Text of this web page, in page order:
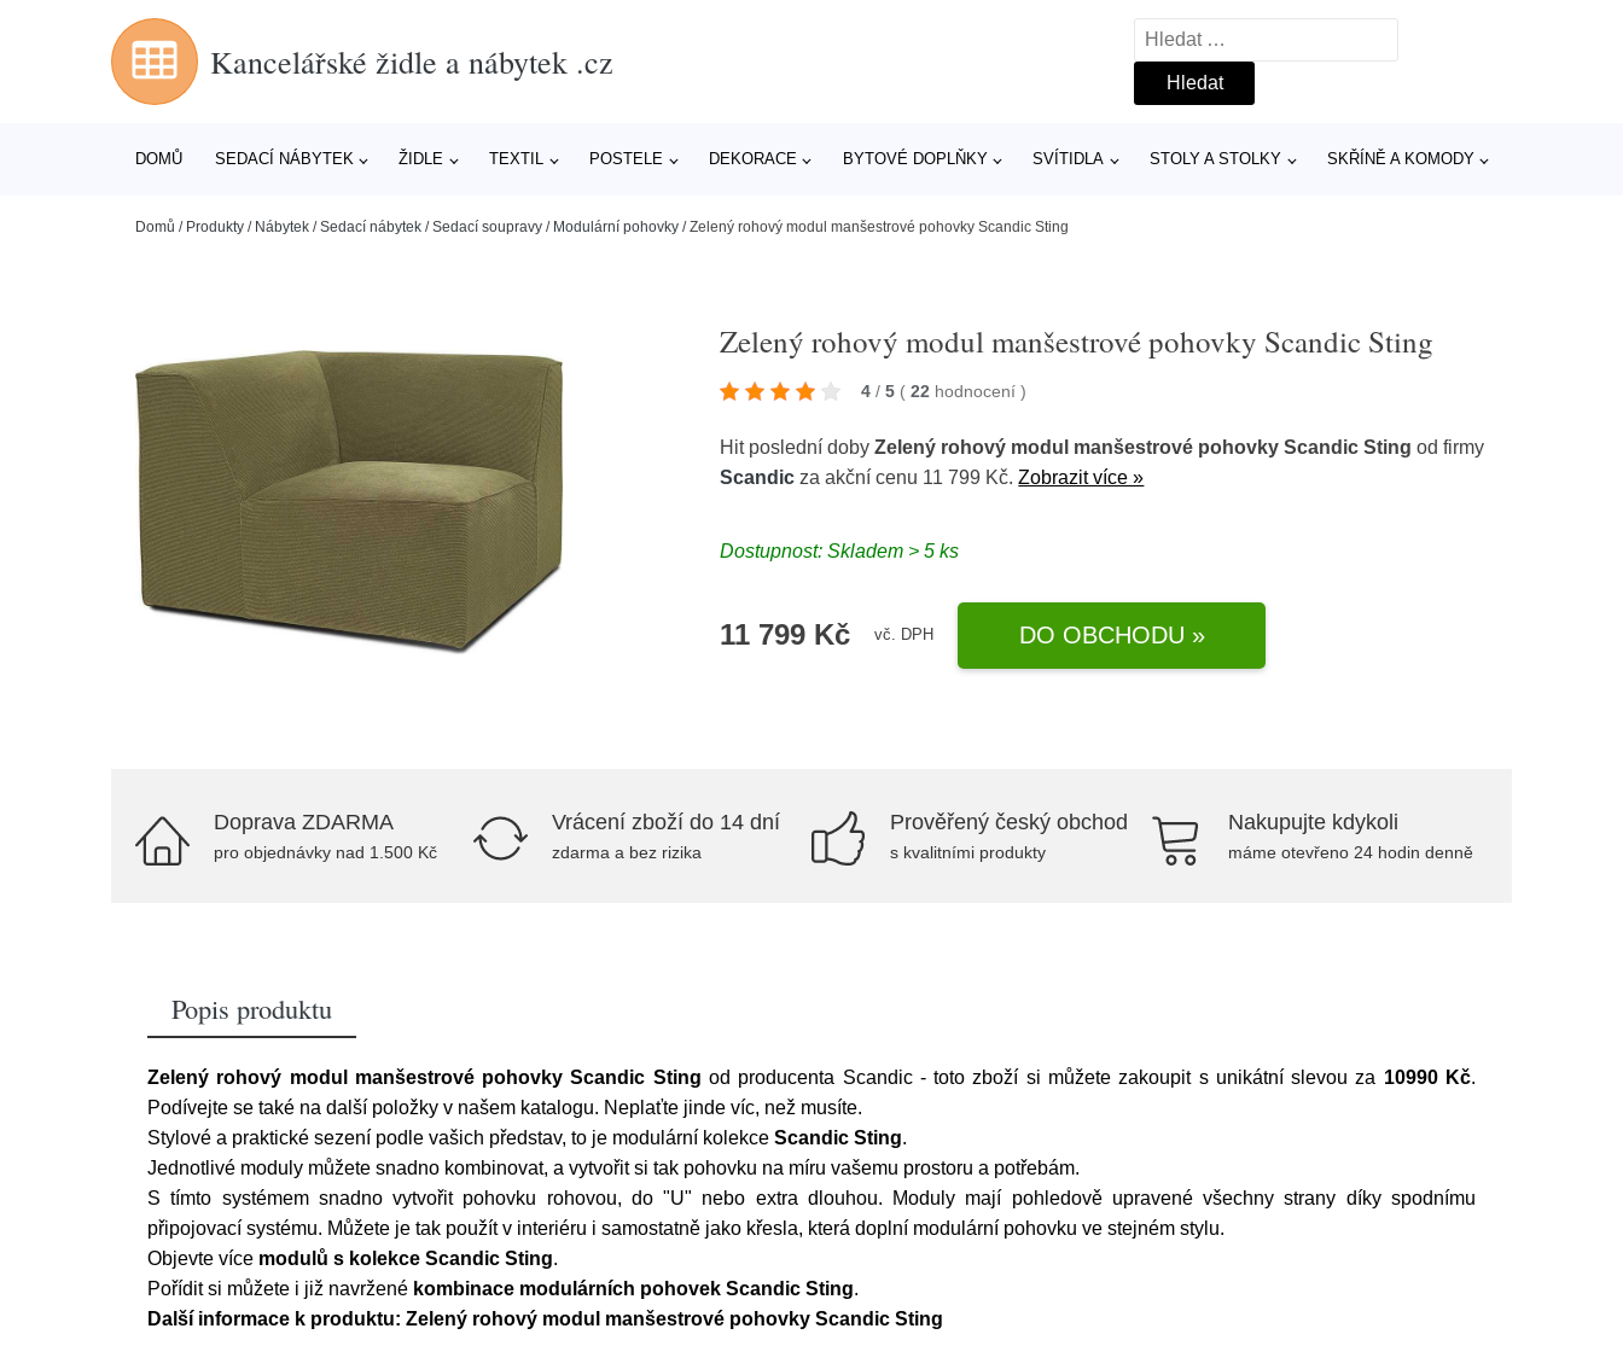
Kancelářské židle a nábytek .cz
Vyhledávání
DOMŮ SEDACÍ NÁBYTEK ŽIDLE TEXTIL POSTELE DEKORACE BYTOVÉ DOPLŇKY SVÍTIDLA STOLY A STOLKY SKŘÍNĚ A KOMODY
Domů / Produkty / Nábytek /Sedací nábytek /Sedací soupravy / Modulární pohovky /Zelený rohový modul manšestrové pohovky Scandic Sting
Zelený rohový modul manšestrové pohovky Scandic Sting
4 / 5 ( 22 hodnocení)
Hit poslední dobyZelený rohový modul manšestrové pohovky Scandic Sting od firmy
Scandic za akční cenu 11 799 Kč.Zobrazit více »
Dostupnost: Skladem > 5 ks
11 799 Kč vč. DPH DO OBCHODU »
Doprava ZDARMA
pro objednávky nad 1.500 Kč
Vrácení zboží do 14 dní
zdarma a bez rizika
Prověřený český obchod
s kvalitními produkty
Nakupujte kdykoli
máme otevřeno 24 hodin denně
Popis produktu
Zelený rohový modul manšestrové pohovky Scandic Sting od producenta Scandic- toto zboží si můžete zakoupit s unikátní slevou za 10990 Kč.
Podívejte se také na další položky v našem katalogu. Neplaťte jinde víc, než musíte.
Stylové a praktické sezení podle vašich představ, to je modulární kolekce Scandic Sting.
Jednotlivé moduly můžete snadno kombinovat, a vytvořit si tak pohovku na míru vašemu prostoru a potřebám.
S tímto systémem snadno vytvořit pohovku rohovou, do "U" nebo extra dlouhou. Moduly mají pohledově upravené všechny strany díky spodnímu
připojovací systému. Můžete je tak použít v interiéru i samostatně jako křesla, která doplní modulární pohovku ve stejném stylu.
Objevte více modulů s kolekce Scandic Sting.
Pořídit si můžete i již navržené kombinace modulárních pohovek Scandic Sting.
Další informace k produktu: Zelený rohový modul manšestrové pohovky Scandic Sting